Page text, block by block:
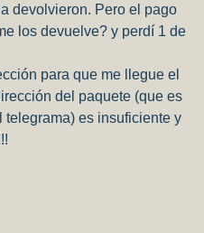
devolvieron. Pero el pago
los devuelve? y perdí 1 de
para que me llegue el
del paquete (que es
telegrama) es insuficiente y